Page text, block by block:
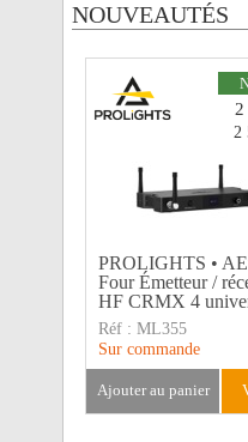
NOUVEAUTÉS
2
PROLIGHTS •
Four Émetteur /
HF CRMX 4
Réf : ML355
Sur commande
ajouter au panier